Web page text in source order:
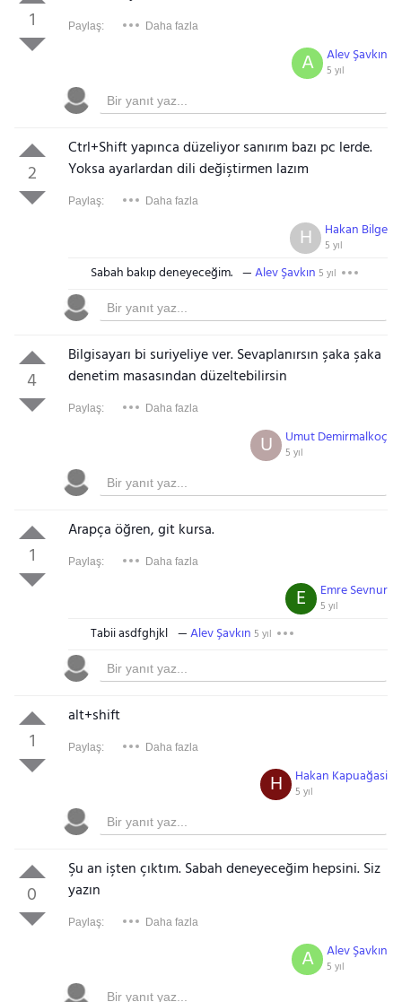
1 Paylaş: Daha fazla
Alev Şavkın
5 yıl
A
2
Ctrl+Shift yapınca düzeliyor sanırım bazı pc lerde.
Yoksa ayarlardan dili değiştirmen lazım
Paylaş: Daha fazla
Hakan Bilge
5 yıl
H
Sabah bakıp deneyeceğim. Alev Şavkın 5 yıl
4
Bilgisayarı bi suriyeliye ver. Sevaplanırsın şaka şaka
denetim masasından düzeltebilirsin
Paylaş: Daha fazla
Umut Demirmalkoç
5 yıl
U
1
Arapça öğren, git kursa.
Paylaş: Daha fazla
Emre Sevnur
5 yıl
E
Tabii asdfghjkl Alev Şavkın 5 yıl
1
alt+shift
Paylaş: Daha fazla
Hakan Kapuağasi
5 yıl
H
0
Şu an işten çıktım. Sabah deneyeceğim hepsini. Siz
yazın
Paylaş: Daha fazla
Alev Şavkın
5 yıl
A